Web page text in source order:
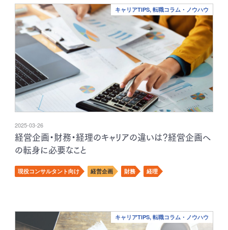
キャリアTIPS, 転職コラム・ノウハウ
2025-03-26
経営企画・財務・経理のキャリアの違いは？経営企画へ
の転身に必要なこと
現役コンサルタント向け 経営企画 財務 経理
キャリアTIPS, 転職コラム・ノウハウ